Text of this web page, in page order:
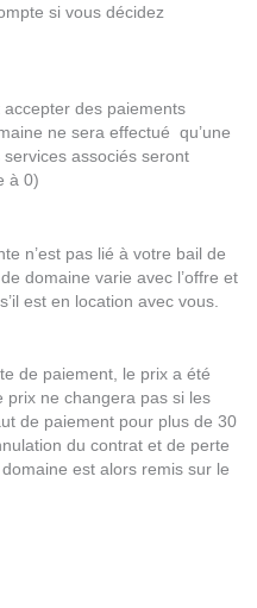
si vous décidez
des paiements
ne sera effectué qu’une
associés seront
à 0)
n’est pas lié à votre bail de
domaine varie avec l’offre et
est en location avec vous.
de paiement, le prix a été
prix ne changera pas si les
de paiement pour plus de 30
du contrat et de perte
est alors remis sur le